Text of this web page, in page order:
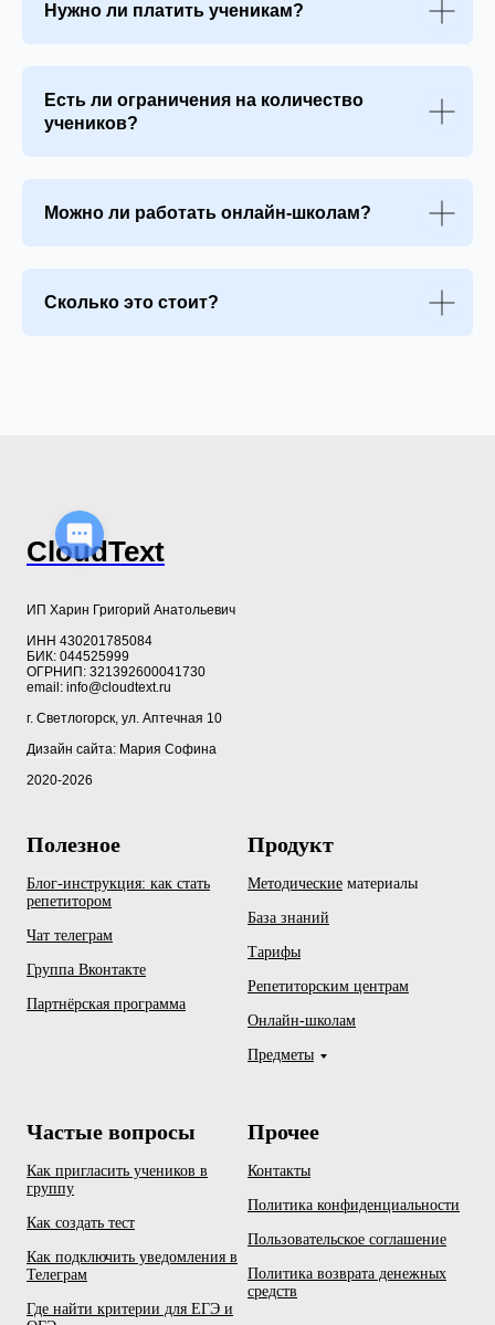
Нужно ли платить ученикам?
Есть ли ограничения на количество
учеников?
Можно ли работать онлайн-школам?
Сколько это стоит?
CloudText
ИП Харин Григорий Анатольевич
ИНН 430201785084
БИК: 044525999
ОГРНИП: 321392600041730
email: info@cloudtext.ru
г. Светлогорск, ул. Аптечная 10
Дизайн сайта: Мария Софина
2020-2026
Полезное
Блог-инструкция: как стать
репетитором
Чат телеграм
Группа Вконтакте
Партнёрская программа
Продукт
Методические материалы
База знаний
Тарифы
Репетиторским центрам
Онлайн-школам
Предметы
Частые вопросы
Как пригласить учеников в
группу
Как создать тест
Как подключить уведомления в
Телеграм
Где найти критерии для ЕГЭ и
Прочее
Контакты
Политика конфиденциальности
Пользовательское соглашение
Политика возврата денежных
средств